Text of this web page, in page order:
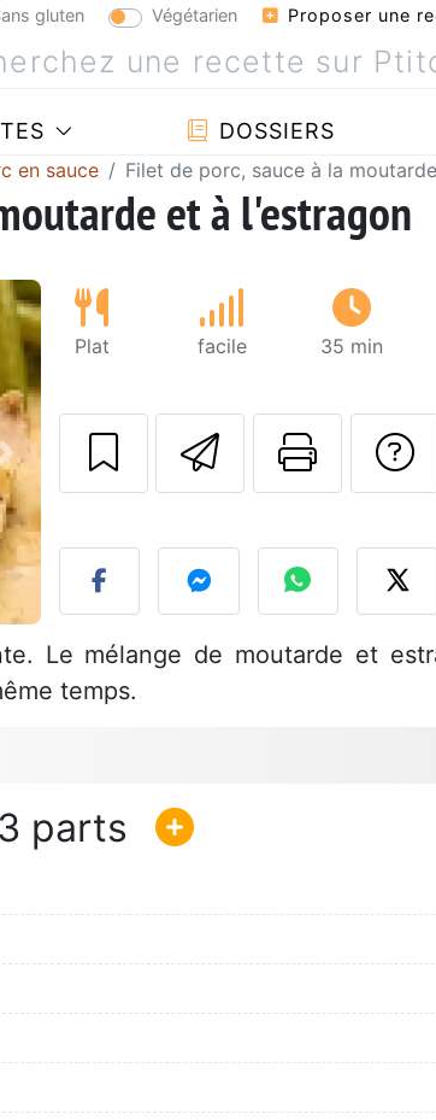
gluten Végétarien Proposer une
DOSSIERS
en sauce Filet de porc, sauce à la
et à l'estragon
Suivant
Plat facile 35 min
Envoyer
Le mélange de moutarde et
temps.
3